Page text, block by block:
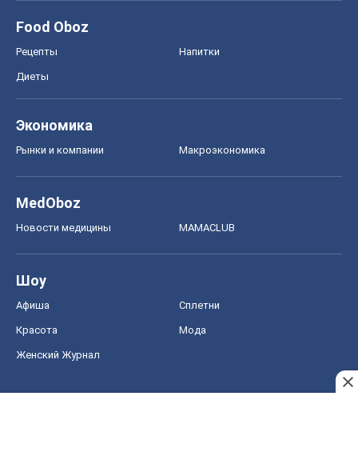
Food Oboz
Рецепты Напитки
Диеты
Экономика
Рынки и компании Mакроэкономика
MedOboz
Новости медицины MAMACLUB
Шоу
Афиша Сплетни
Красота Мода
Женский Журнал